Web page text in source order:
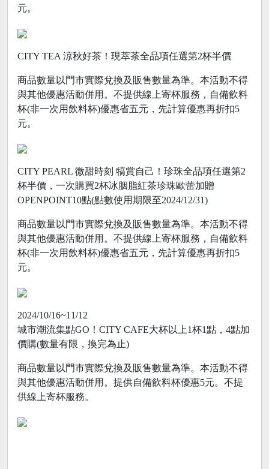
元。
CITY TEA 涼秋好茶！現萃茶全品項任選第2杯半價
商品數量以門市實際兌換及販售數量為準。本活動不得
與其他優惠活動併用。不提供線上寄杯服務，自備飲料
杯(非一次用飲料杯)優惠省五元，先計算優惠再折扣5
元。
CITY PEARL 微甜時刻 犒賞自己！珍珠全品項任選第2
杯半價，一次購買2杯冰胭脂紅茶珍珠歐蕾加贈
OPENPOINT10點(點數使用期限至2024/12/31)
商品數量以門市實際兌換及販售數量為準。本活動不得
與其他優惠活動併用。不提供線上寄杯服務，自備飲料
杯(非一次用飲料杯)優惠省五元，先計算優惠再折扣5
元。
2024/10/16~11/12
城市潮流集點GO！CITY CAFE大杯以上1杯1點，4點加
價購(數量有限，換完為止)
商品數量以門市實際兌換及販售數量為準。本活動不得
與其他優惠活動併用。提供自備飲料杯優惠5元。不提
供線上寄杯服務。